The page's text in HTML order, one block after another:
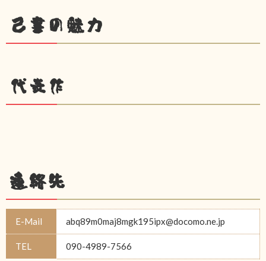
己書の魅力
代表作
連絡先
E-Mail abq89m0maj8mgk195ipx@docomo.ne.jp
TEL 090-4989-7566